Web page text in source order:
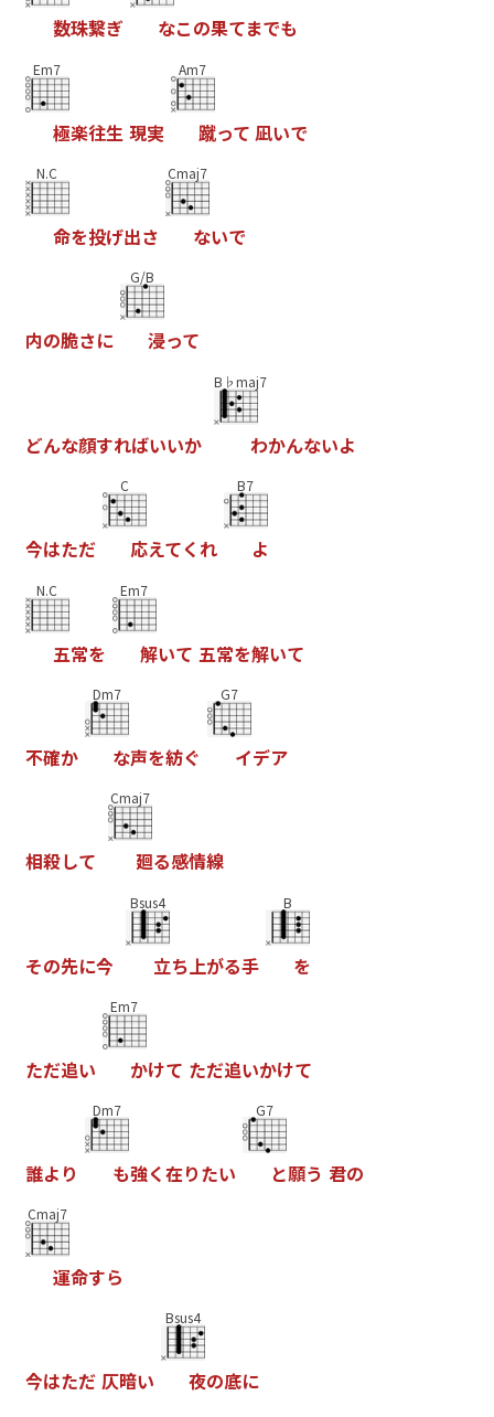
数珠繋ぎ なこの果てまでも
Em7
極楽往生 現実
Am7
蹴って 凪いで
N.C
命を投げ出さ
Cmaj7
ないで
内の脆さに
G/B
浸って
どんな顔すればいいか
B♭maj7
わかんないよ
今はただ
C
応えてく れ
B7
よ
N.C
五常を
Em7
解いて 五常を解いて
不確か
Dm7
な声を紡ぐ
G7
イデア
相殺して
Cmaj7
廻る感情線
その先に今
Bsus4
立ち 上がる手
B
を
ただ追い
Em7
かけて ただ追いかけて
誰よ り
Dm7
も強く在りたい
G7
と願う 君の
Cmaj7
運命すら
今はただ 仄暗い
Bsus4
夜の底に